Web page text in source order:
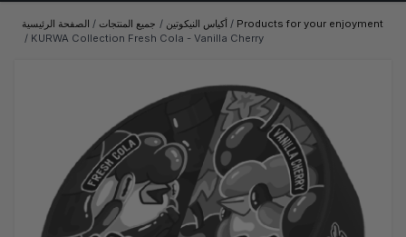
الصفحة الرئيسية / جميع المنتجات / أكياس النيكوتين / Products for your enjoyment
/ KURWA Collection Fresh Cola - Vanilla Cherry